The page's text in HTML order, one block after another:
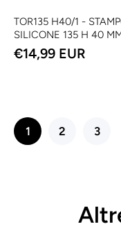
TOR135 H40/1 -
SILICONE 135 H 40
€14,99 EUR
1 2 3